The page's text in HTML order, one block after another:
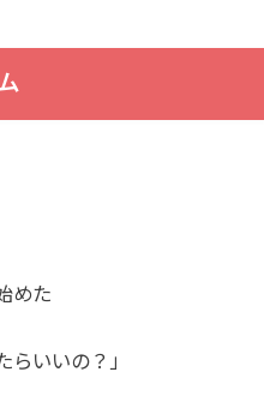
めた
らいいの？」